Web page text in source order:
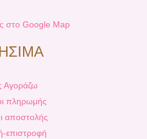
στο Google Map
Αγοράζω
πληρωμής
αποστολής
επιστροφή